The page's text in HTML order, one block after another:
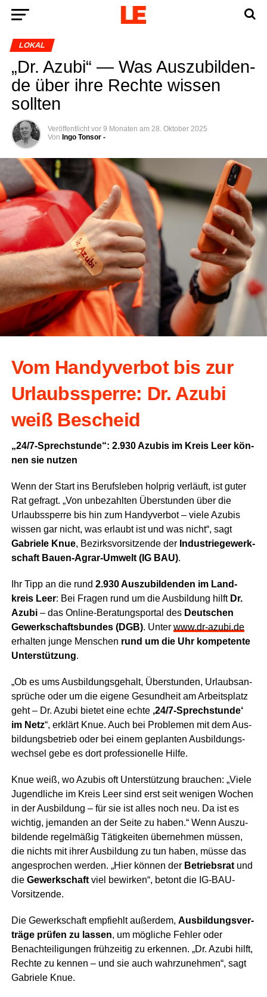
LOKAL
„Dr. Azu­bi“ — Was Aus­zu­bil­den­
de über ihre Rech­te wis­sen
sollten
Veröffentlicht vor 9 Monaten am 28. Oktober 2025
Von Ingo Tonsor -
Vom Han­dy­ver­bot bis zur
Urlaubs­sper­re: Dr. Azu­bi
weiß Bescheid
„24/7‑Sprechstunde“: 2.930 Azu­bis im Kreis Leer kön­
nen sie nutzen
Wenn der Start ins Berufs­le­ben holp­rig ver­läuft, ist guter
Rat gefragt. „Von unbe­zahl­ten Über­stun­den über die
Urlaubs­sper­re bis hin zum Han­dy­ver­bot – vie­le Azu­bis
wis­sen gar nicht, was erlaubt ist und was nicht“, sagt
Gabrie­le Knue, Bezirks­vor­sit­zen­de der Indus­trie­ge­werk­
schaft Bau­en-Agrar-Umwelt (IG BAU).
Ihr Tipp an die rund 2.930 Aus­zu­bil­den­den im Land­
kreis Leer: Bei Fra­gen rund um die Aus­bil­dung hilft Dr.
Azu­bi– das Online-Bera­tungs­por­tal des Deut­schen
Gewerk­schafts­bun­des (DGB). Unter www.dr-azubi.de
erhal­ten jun­ge Men­schen rund um die Uhr kom­pe­ten­te
Unter­stüt­zung.
„Ob es ums Aus­bil­dungs­ge­halt, Über­stun­den, Urlaubs­an­
sprü­che oder um die eige­ne Gesund­heit am Arbeits­platz
geht – Dr. Azu­bi bie­tet eine ech­te ‚24/7‑Sprechstunde‘
im Netz“, erklärt Knue. Auch bei Pro­ble­men mit dem Aus­
bil­dungs­be­trieb oder bei einem geplan­ten Aus­bil­dungs­
wech­sel gebe es dort pro­fes­sio­nel­le Hilfe.
Knue weiß, wo Azu­bis oft Unter­stüt­zung brau­chen: „Vie­le
Jugend­li­che im Kreis Leer sind erst seit weni­gen Wochen
in der Aus­bil­dung – für sie ist alles noch neu. Da ist es
wich­tig, jeman­den an der Sei­te zu haben.“ Wenn Aus­zu­
bil­den­de regel­mä­ßig Tätig­kei­ten über­neh­men müs­sen,
die nichts mit ihrer Aus­bil­dung zu tun haben, müs­se das
ange­spro­chen wer­den. „Hier kön­nen der Betriebs­ratund
die Gewerk­schaftviel bewir­ken“, betont die IG-BAU-
Vorsitzende.
Die Gewerk­schaft emp­fiehlt außer­dem, Aus­bil­dungs­ver­
trä­ge prü­fen zu las­sen, um mög­li­che Feh­ler oder
Benach­tei­li­gun­gen früh­zei­tig zu erken­nen. „Dr. Azu­bi hilft,
Rech­te zu ken­nen – und sie auch wahr­zu­neh­men“, sagt
Gabrie­le Knue.